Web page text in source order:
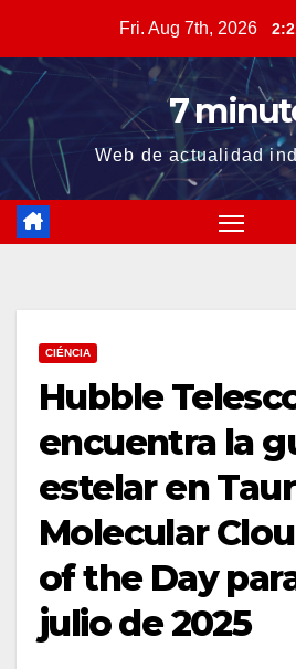
content
Fri. Aug 7th, 2026
7
Web de actualidad
CIÉNCIA
Hubble
encuentra la
estelar en
Molecular
of the Day
julio de 2025